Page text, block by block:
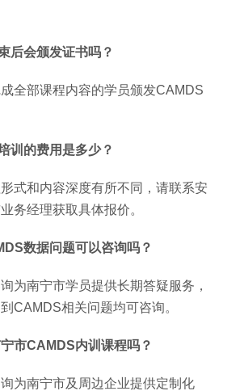
后会颁发证书吗？
全部课程内容的学员颁发CAMDS
训的费用是多少？
式和内容深度有所不同，请联系安
务经理获取具体报价。
数据问题可以咨询吗？
为南宁市学员提供长期答疑服务，
CAMDS相关问题均可咨询。
市CAMDS内训课程吗？
为南宁市及周边企业提供定制化